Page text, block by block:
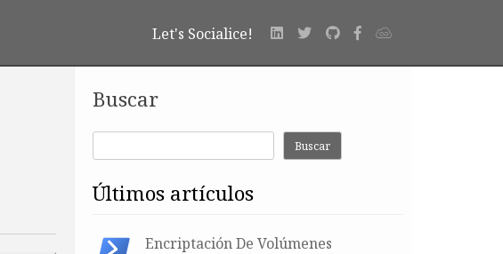
Let's Socialice!
Buscar
Buscar
últimos artículos
Encriptación De Volúmenes